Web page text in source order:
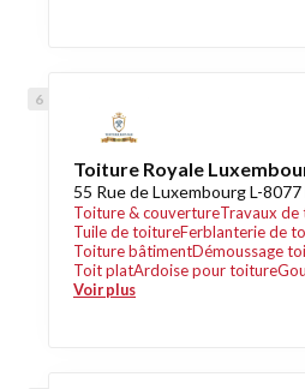
Toiture Royale
55 Rue de Luxembourg L-
Toiture & couvertureTravaux
Tuile de toitureFerblanterie de
Toiture bâtimentDémoussage
Toit platArdoise pour toiture
Voir plus